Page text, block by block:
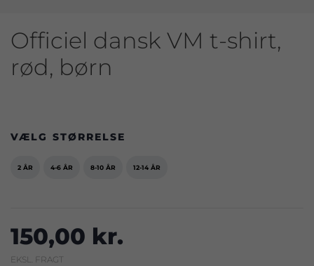
Officiel dansk VM t-shirt,
rød, børn
VÆLG STØRRELSE
2 ÅR 4-6 ÅR 8-10 ÅR 12-14 ÅR
150,00 kr.
EKSL. FRAGT